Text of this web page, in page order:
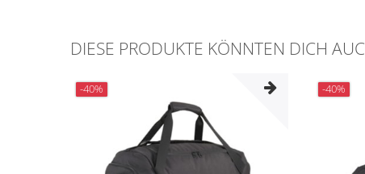
DIESE PRODUKTE KÖNNTEN DICH
-40% -40%